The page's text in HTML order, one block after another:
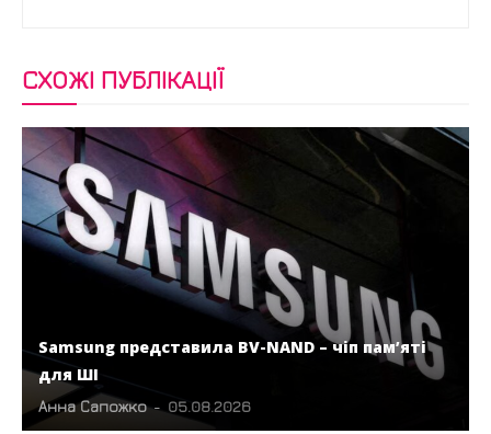
СХОЖІ ПУБЛІКАЦІЇ
Samsung представила BV-NAND – чіп пам’яті
для ШІ
Анна Сапожко - 05.08.2026